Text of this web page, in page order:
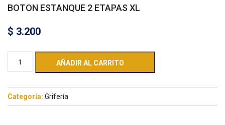
BOTON ESTANQUE 2 ETAPAS XL
$ 3.200
AÑADIR AL CARRITO
Categoría: Grifería